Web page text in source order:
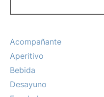
Acompañante
Aperitivo
Bebida
Desayuno